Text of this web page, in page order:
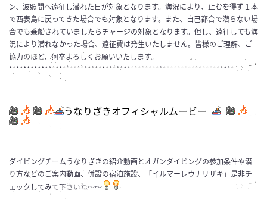
ン、波照間へ遠征し潜れた日が対象となります。海況により、止むを得ず１本
で西表島に戻ってきた場合でも対象となります。また、自己都合で潜らない場
合でも乗船されていましたらチャージの対象となります。但し、遠征しても海
況により潜れなかった場合、遠征費は発生いたしません。皆様のご理解、ご
協力のほど、何卒よろしくお願いいたします。
***************************************************************
うなりざきオフィシャルムービー
ダイビングチームうなりざきの紹介動画とオガンダイビングの参加条件や潜
り方などのご案内動画、併設の宿泊施設、「イルマーレウナリザキ」是非チ
ェックしてみて下さいね～～